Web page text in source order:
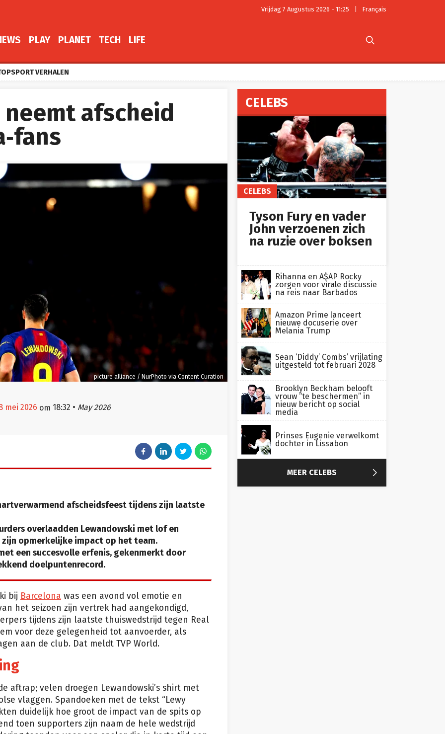
Vrijdag 7 Augustus 2026 - 11:25 Français
PLAY PLANET TECH LIFE 
VERHALEN
afscheid
picture alliance / NurPhoto via Content Curation
mei 2026 om 18:32 • May 2026
afscheidsfeest tijdens zijn laatste
overlaadden Lewandowski met lof en
opmerkelijke impact op het team.
een succesvolle erfenis, gekenmerkt door
doelpuntenrecord.
bij Barcelona was een avond vol emotie en
het seizoen zijn vertrek had aangekondigd,
tijdens zijn laatste thuiswedstrijd tegen Real
voor deze gelegenheid tot aanvoerder, als
aan de club. Dat meldt TVP World.
aftrap; velen droegen Lewandowski’s shirt met
vlaggen. Spandoeken met de tekst “Lewy
duidelijk hoe groot de impact van de spits op
toen supporters zijn naam de hele wedstrijd
CELEBS
CELEBS
Tyson Fury en vader
John verzoenen zich
na ruzie over boksen
Rihanna en A$AP Rocky
zorgen voor virale discussie
na reis naar Barbados
Amazon Prime lanceert
nieuwe docuserie over
Melania Trump
Sean ‘Diddy’ Combs’ vrijlating
uitgesteld tot februari 2028
Brooklyn Beckham belooft
vrouw “te beschermen” in
nieuw bericht op social
media
Prinses Eugenie verwelkomt
dochter in Lissabon
MEER CELEBS 